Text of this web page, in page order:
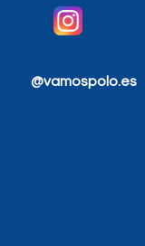
@vamospolo.es